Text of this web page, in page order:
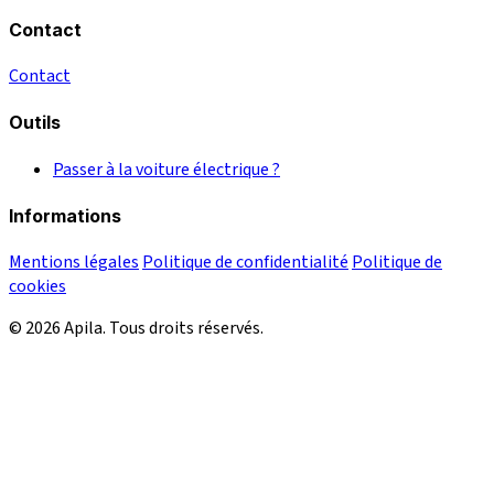
Contact
Contact
Outils
Passer à la voiture électrique ?
Informations
Mentions légales Politique de confidentialité Politique de
cookies
© 2026 Apila. Tous droits réservés.